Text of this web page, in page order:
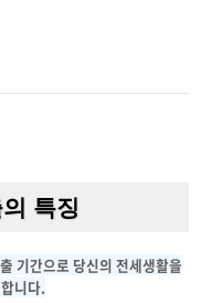
특징
기간으로 당신의 전세생활을
니다.